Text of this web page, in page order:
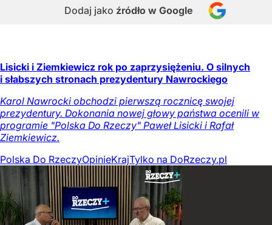
Dodaj jako źródło w Google
Lisicki i Ziemkiewicz rok po zaprzysiężeniu. O silnych
i słabszych stronach prezydentury Nawrockiego
Karol Nawrocki obchodzi pierwszą rocznicę swojej
prezydentury. Dokonania nowej głowy państwa ocenili w
programie "Polska Do Rzeczy" Paweł Lisicki i Rafał
Ziemkiewicz.
Polska Do RzeczyOpinieKrajTylko na DoRzeczy.pl